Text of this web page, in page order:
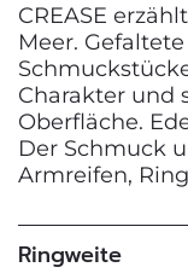
CREASE
Meer.
Charakter und
Oberfläche.
Der Schmuck
Armreifen,
Ringweite